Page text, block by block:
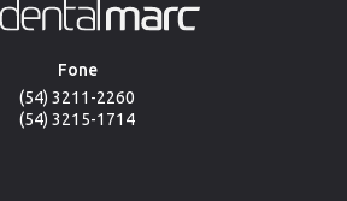
Fone
(54) 3211-2260
(54) 3215-1714